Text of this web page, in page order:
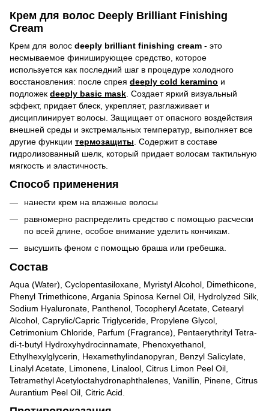
Крем для волос Deeply Brilliant Finishing
Cream
Крем для волос deeply brilliant finishing cream - это
несмываемое финиширующее средство, которое
используется как последний шаг в процедуре холодного
восстановления: после спрея deeply cold keramino и
подложек deeply basic mask . Создает яркий визуальный
эффект, придает блеск, укрепляет, разглаживает и
дисциплинирует волосы. Защищает от опасного воздействия
внешней среды и экстремальных температур, выполняет все
другие функции термозащиты . Содержит в составе
гидролизованный шелк, который придает волосам тактильную
мягкость и эластичность.
Способ применения
нанести крем на влажные волосы
равномерно распределить средство с помощью расчески
по всей длине, особое внимание уделить кончикам.
высушить феном с помощью браша или гребешка.
Состав
Aqua (Water), Cyclopentasiloxane, Myristyl Alcohol, Dimethicone,
Phenyl Trimethicone, Argania Spinosa Kernel Oil, Hydrolyzed Silk,
Sodium Hyaluronate, Panthenol, Tocopheryl Acetate, Cetearyl
Alcohol, Caprylic/Capric Triglyceride, Propylene Glycol,
Cetrimonium Chloride, Parfum (Fragrance), Pentaerythrityl Tetra-
di-t-butyl Hydroxyhydrocinnamate, Phenoxyethanol,
Ethylhexylglycerin, Hexamethylindanopyran, Benzyl Salicylate,
Linalyl Acetate, Limonene, Linalool, Citrus Limon Peel Oil,
Tetramethyl Acetyloctahydronaphthalenes, Vanillin, Pinene, Citrus
Aurantium Peel Oil, Citric Acid.